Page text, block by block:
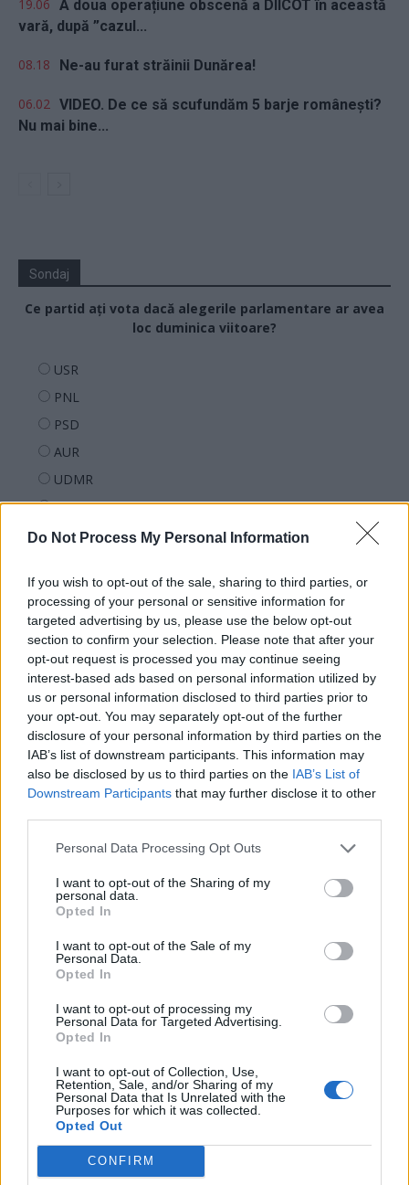
Do Not Process My Personal Information
If you wish to opt-out of the sale, sharing to third parties, or
processing of your personal or sensitive information for
targeted advertising by us, please use the below opt-out
section to confirm your selection. Please note that after your
opt-out request is processed you may continue seeing
interest-based ads based on personal information utilized by
us or personal information disclosed to third parties prior to
your opt-out. You may separately opt-out of the further
disclosure of your personal information by third parties on the
IAB’s list of downstream participants. This information may
also be disclosed by us to third parties on the IAB’s List of
Downstream Participants that may further disclose it to other
Personal Data Processing Opt Outs
I want to opt-out of the Sharing of my
personal data.
Opted In
I want to opt-out of the Sale of my
Personal Data.
Opted In
I want to opt-out of processing my
Personal Data for Targeted Advertising.
Opted In
I want to opt-out of Collection, Use,
Retention, Sale, and/or Sharing of my
Personal Data that Is Unrelated with the
Purposes for which it was collected.
Opted Out
CONFIRM
19.06 A doua operațiune obscenă a DIICOT în această
vară, după ”cazul...
08.18 Ne-au furat străinii Dunărea!
06.02 VIDEO. De ce să scufundăm 5 barje românești?
Nu mai bine...
Sondaj
Ce partid ați vota dacă alegerile parlamentare ar avea
loc duminica viitoare?
USR
PNL
PSD
AUR
UDMR
PMP (Tomac)
Forța Dreptei (L. Orban)
REPER
SENS
SOS (Șoșoacă)
POT (Gavrilă)
PACE (Peia)
Acțiunea Conservatoare (Târziu)
PDF (Lazarus)
PUSL (D. Voiculescu)
FAR (Coarnă)
România pe Primul Loc (Ponta)
Altul
Arată rezultatele